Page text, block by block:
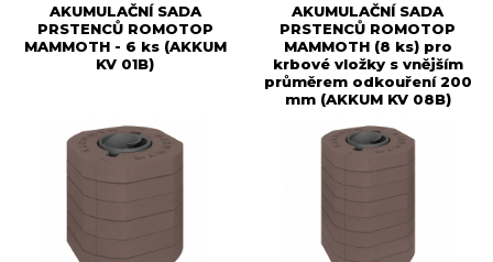
AKUMULAČNÍ SADA
PRSTENCŮ ROMOTOP
MAMMOTH - 6 ks (AKKUM
KV 01B)
AKUMULAČNÍ SADA
PRSTENCŮ ROMOTOP
MAMMOTH (8 ks) pro
krbové vložky s vnějším
průměrem odkouření 200
mm (AKKUM KV 08B)